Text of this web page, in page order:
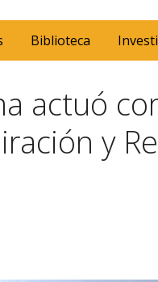
Biblioteca
actuó
y